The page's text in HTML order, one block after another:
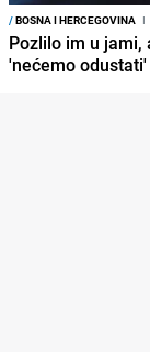
/BOSNA I HERCEGOVINA I
Pozlilo im u jami,
'nećemo odustati'